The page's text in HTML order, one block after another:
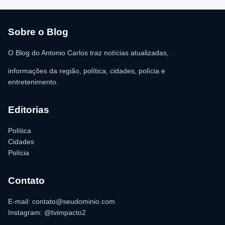
para as providências legais.
Sobre o Blog
O Blog do Antonio Carlos traz notícias atualizadas,
informações da região, política, cidades, polícia e
entretenimento.
Editorias
Política
Cidades
Polícia
Contato
E-mail: contato@seudominio.com
Instagram: @tvimpacto2